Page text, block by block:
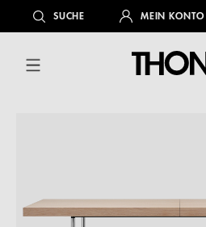
springenSUCHE MEIN KONTO